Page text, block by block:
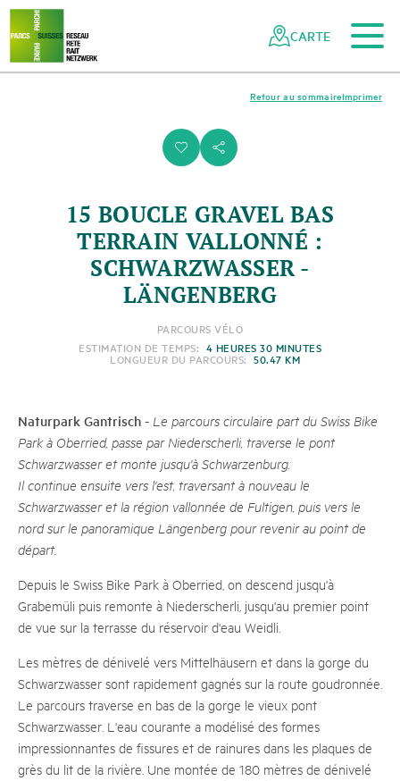
Naviguer
dans
réseau
Navigation
rapide
Vers le contenu principal
Vers la navigation mobile
Vers la recherche
Vers la zone des pieds
Vers le plan du site
CARTE
i s
Imprimer
Retour au sommaire
15 BOUCLE GRAVEL BAS
TERRAIN VALLONNÉ :
SCHWARZWASSER -
LÄNGENBERG
PARCOURS VÉLO
ESTIMATION DE TEMPS: 4 HEURES 30 MINUTES
LONGUEUR DU PARCOURS: 50.47 KM
Naturpark Gantrisch - Le parcours circulaire part du Swiss Bike
Park à Oberried, passe par Niederscherli, traverse le pont
Schwarzwasser et monte jusqu'à Schwarzenburg.
Il continue ensuite vers l'est, traversant à nouveau le
Schwarzwasser et la région vallonnée de Fultigen, puis vers le
nord sur le panoramique Längenberg pour revenir au point de
départ.
Depuis le Swiss Bike Park à Oberried, on descend jusqu'à
Grabemüli puis remonte à Niederscherli, jusqu'au premier point
de vue sur la terrasse du réservoir d'eau Weidli.
Les mètres de dénivelé vers Mittelhäusern et dans la gorge du
Schwarzwasser sont rapidement gagnés sur la route goudronnée.
Le parcours traverse en bas de la gorge le vieux pont
Schwarzwasser. L'eau courante a modélisé des formes
impressionnantes de fissures et de rainures dans les plaques de
grès du lit de la rivière. Une montée de 180 mètres de dénivelé